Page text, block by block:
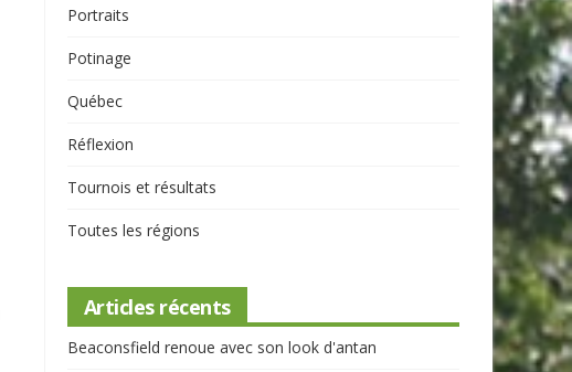
Portraits
Potinage
Québec
Réflexion
Tournois et résultats
Toutes les régions
Articles récents
Beaconsfield renoue avec son look d'antan